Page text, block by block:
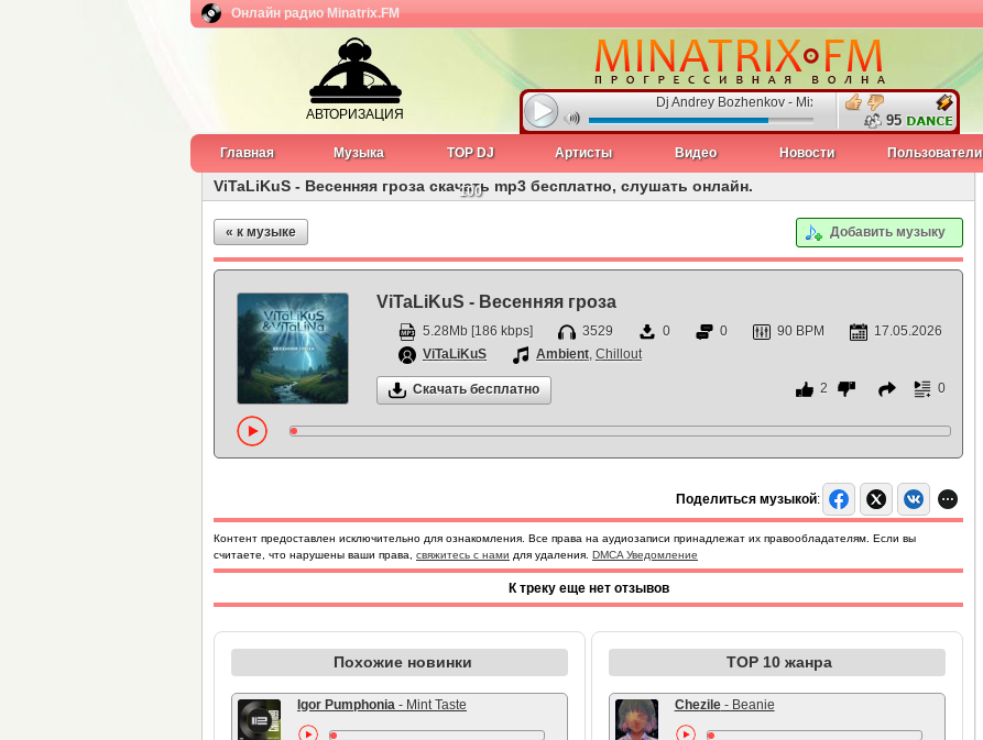
Онлайн радио Minatrix.FM
АВТОРИЗАЦИЯ
Dj Andrey Bozhenkov - Mix For Minatrix-FM (Vol.06)
95
Главная Музыка TOP DJ
100
Артисты Видео Новости Пользователи
ViTaLiKuS - Весенняя гроза скачать mp3 бесплатно, слушать онлайн.
« к музыке Добавить музыку
ViTaLiKuS - Весенняя гроза
5.28Mb [186 kbps] 3529 0 0 90 BPM
17.05.2026
ViTaLiKuS
Ambient, Chillout
Скачать бесплатно 2 0
Поделиться музыкой:
Контент предоставлен исключительно для ознакомления. Все права на аудиозаписи принадлежат их правообладателям. Если вы
считаете, что нарушены ваши права, свяжитесь с нами для удаления. DMCA Уведомление
К треку еще нет отзывов
Похожие новинки
Igor Pumphonia - Mint Taste
TOP 10 жанра
Chezile- Beanie